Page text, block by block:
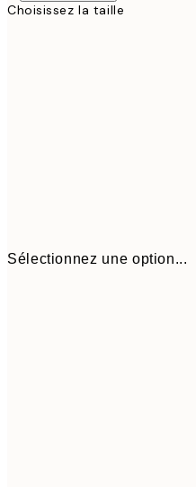
Choisissez la taille
Sélectionnez une option...